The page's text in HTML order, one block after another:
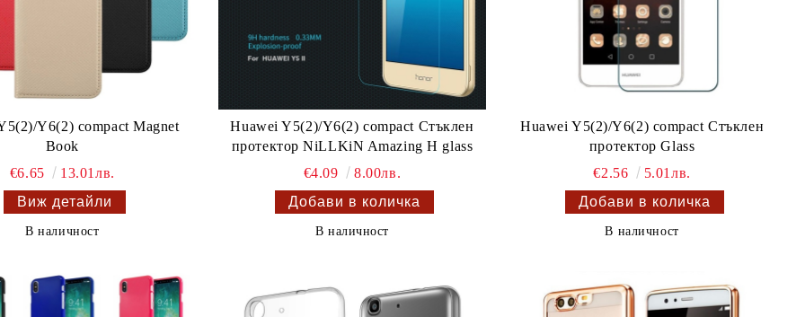
Y6(2) compact Magnet
Book
€6.65
13.01лв.
Виж детайли
В наличност
Huawei Y5(2)/Y6(2) compact Стъклен
протектор NiLLKiN Amazing H glass
€4.09
8.00лв.
В наличност
Huawei Y5(2)/Y6(2) compact Стъклен
протектор Glass
€2.56
5.01лв.
В наличност